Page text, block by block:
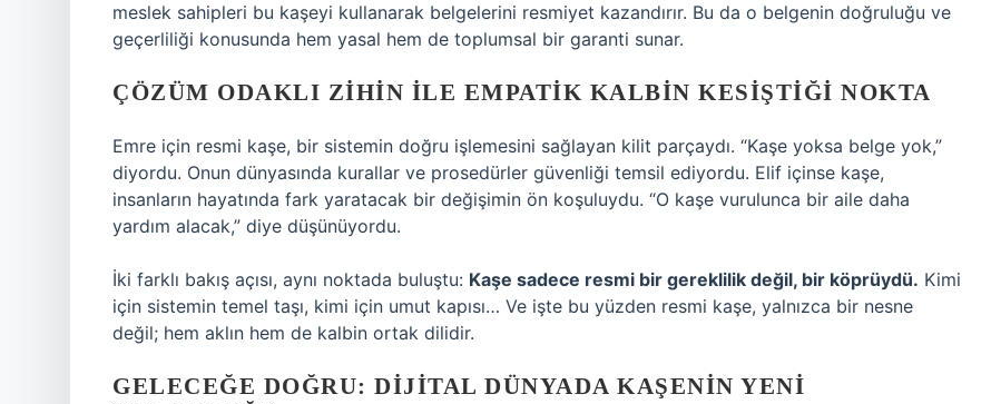
meslek sahipleri bu kaşeyi kullanarak belgelerini resmiyet kazandırır. Bu da o belgenin doğruluğu ve
geçerliliği konusunda hem yasal hem de toplumsal bir garanti sunar.
ÇÖZÜM ODAKLI ZIHIN ILE EMPATIK KALBIN KESIŞTIĞI NOKTA
Emre için resmi kaşe, bir sistemin doğru işlemesini sağlayan kilit parçaydı. “Kaşe yoksa belge yok,”
diyordu. Onun dünyasında kurallar ve prosedürler güvenliği temsil ediyordu. Elif içinse kaşe,
insanların hayatında fark yaratacak bir değişimin ön koşuluydu. “O kaşe vurulunca bir aile daha
yardım alacak,” diye düşünüyordu.
İki farklı bakış açısı, aynı noktada buluştu: Kaşe sadece resmi bir gereklilik değil, bir köprüydü. Kimi
için sistemin temel taşı, kimi için umut kapısı… Ve işte bu yüzden resmi kaşe, yalnızca bir nesne
değil; hem aklın hem de kalbin ortak dilidir.
GELECEĞE DOĞRU: DIJITAL DÜNYADA KAŞENIN YENI